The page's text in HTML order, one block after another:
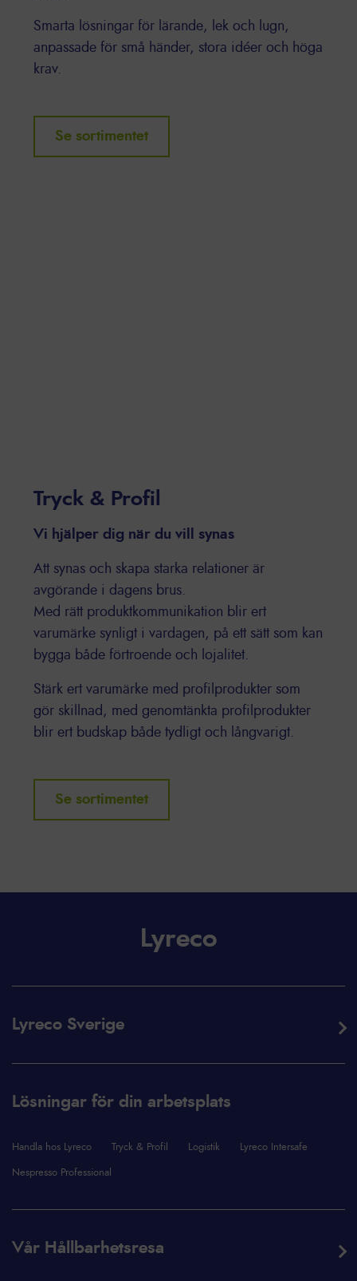
Smarta lösningar för lärande, lek och lugn,
anpassade för små händer, stora idéer och höga
krav.
Se sortimentet
Tryck & Profil
Vi hjälper dig när du vill synas
Att synas och skapa starka relationer är
avgörande i dagens brus.
Med rätt produktkommunikation blir ert
varumärke synligt i vardagen, på ett sätt som kan
bygga både förtroende och lojalitet.
Stärk ert varumärke med profilprodukter som
gör skillnad, med genomtänkta profilprodukter
blir ert budskap både tydligt och långvarigt.
Se sortimentet
Lyreco
Lyreco Sverige
Lösningar för din arbetsplats
Handla hos Lyreco Tryck & Profil Logistik Lyreco Intersafe
Nespresso Professional
Vår Hållbarhetsresa